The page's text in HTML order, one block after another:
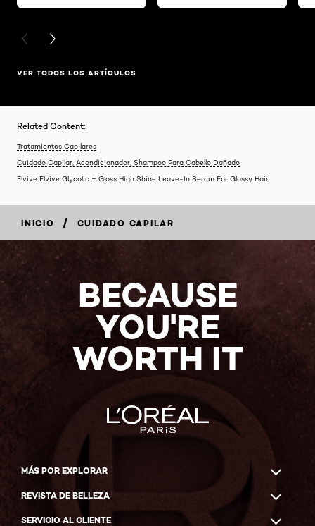
PREVIOUS CARD
NEXT CARD
VER TODOS LOS ARTÍCULOS
Related Content:
Tratamientos Capilares
Cuidado Capilar, Acondicionador, Shampoo Para Cabello Dañado
Elvive Elvive Glycolic + Gloss High Shine Leave-In Serum For Glossy Hair
INICIO / CUIDADO CAPILAR
BECAUSE
YOU'RE
WORTH IT
MÁS POR EXPLORAR
REVISTA DE BELLEZA
SERVICIO AL CLIENTE